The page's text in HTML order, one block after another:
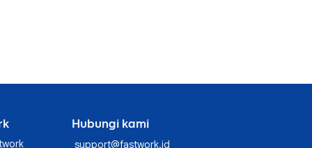
Hubungi kami
support@fastwork.id